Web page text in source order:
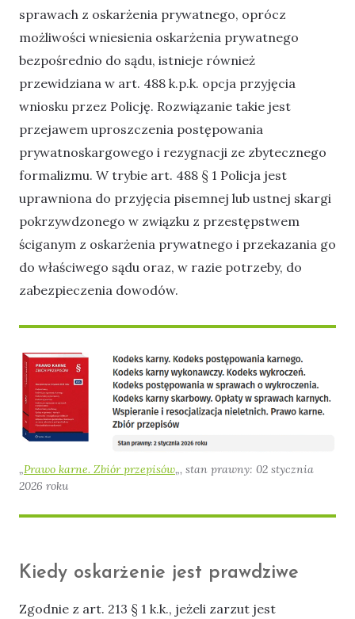
sprawach z oskarżenia prywatnego, oprócz
możliwości wniesienia oskarżenia prywatnego
bezpośrednio do sądu, istnieje również
przewidziana w art. 488 k.p.k. opcja przyjęcia
wniosku przez Policję. Rozwiązanie takie jest
przejawem uproszczenia postępowania
prywatnoskargowego i rezygnacji ze zbytecznego
formalizmu. W trybie art. 488 § 1 Policja jest
uprawniona do przyjęcia pisemnej lub ustnej skargi
pokrzywdzonego w związku z przestępstwem
ściganym z oskarżenia prywatnego i przekazania go
do właściwego sądu oraz, w razie potrzeby, do
zabezpieczenia dowodów.
„Prawo karne. Zbiór przepisów„, stan prawny: 02 stycznia
2026 roku
Kiedy oskarżenie jest prawdziwe
Zgodnie z art. 213 § 1 k.k., jeżeli zarzut jest